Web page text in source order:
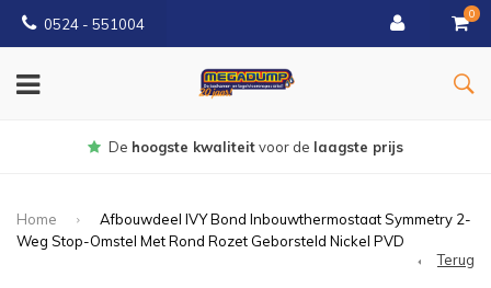
0524 - 551004
0
Gratisbezorgd vanaf €150
Home
Afbouwdeel IVY Bond Inbouwthermostaat Symmetry 2-
Weg Stop-Omstel Met Rond Rozet Geborsteld Nickel PVD
Terug